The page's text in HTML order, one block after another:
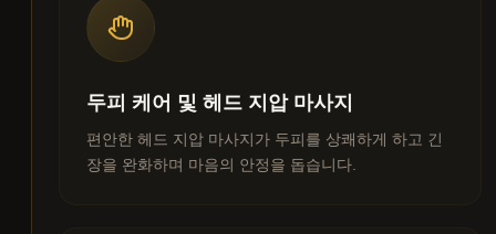
두피 케어 및 헤드 지압 마사지
편안한 헤드 지압 마사지가 두피를 상쾌하게 하고 긴
장을 완화하며 마음의 안정을 돕습니다.